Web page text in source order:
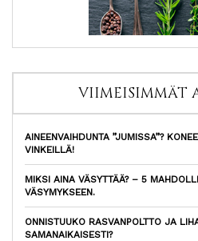
VIIMEISIMMÄT
AINEENVAIHDUNTA ”JUMISSA”?
VINKEILLÄ!
MIKSI AINA VÄSYTTÄÄ? – 5
VÄSYMYKSEEN.
ONNISTUUKO RASVANPOLTTO JA
SAMANAIKAISESTI?